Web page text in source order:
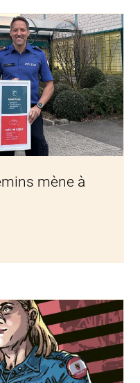
mène à